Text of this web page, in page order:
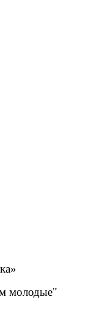
молодые"